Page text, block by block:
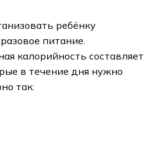
ребёнку
питание.
калорийность составляет
в течение дня нужно
так: